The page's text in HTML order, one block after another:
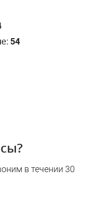
54
в течении 30